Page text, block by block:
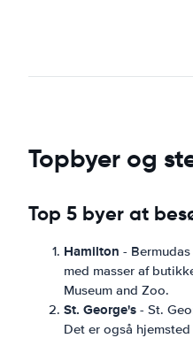
Topbyer og
Top 5 byer at
Hamilton -
med masser af
Museum and Zoo.
St. George's - St.
Det er også